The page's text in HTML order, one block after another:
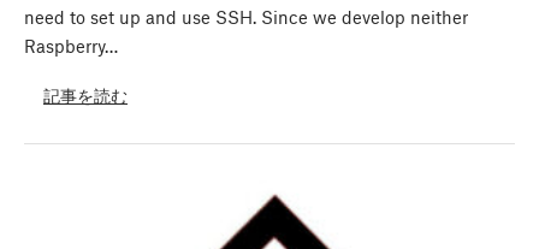
need to set up and use SSH. Since we develop neither
Raspberry…
記事を読む